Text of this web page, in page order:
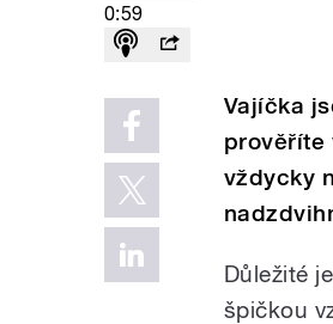
0:59
Vajíčka
prověříte
vždycky
Důležité
špičkou